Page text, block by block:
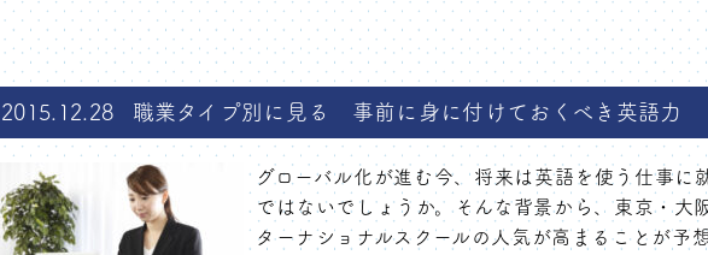
2015.12.28 職業タイプ別に見る 事前に身に付けておくべき英語力
グローバル化が進む今、将来は英語を使う仕事に
ではないでしょうか。そんな背景から、東京・大
ターナショナルスクールの人気が高まることが予